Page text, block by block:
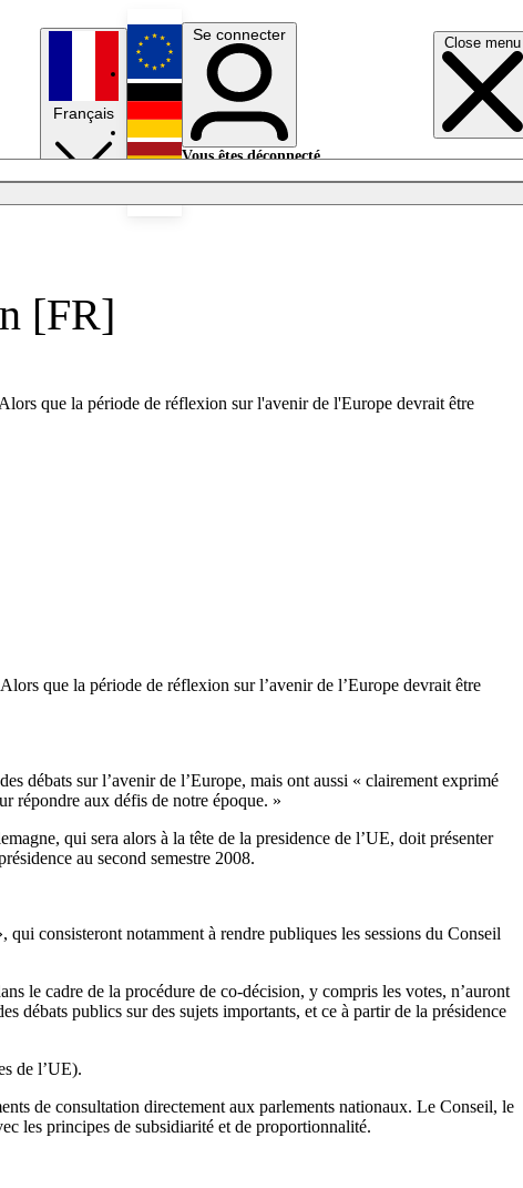
Close menu
Français
English
Deutsch
Se connecter
Vous êtes déconnecté.
[FR]
que la période de réflexion sur l'avenir de l'Europe devrait être
que la période de réflexion sur l’avenir de l’Europe devrait être
débats sur l’avenir de l’Europe, mais ont aussi « clairement exprimé
répondre aux défis de notre époque. »
qui sera alors à la tête de la presidence de l’UE, doit présenter
au second semestre 2008.
consisteront notamment à rendre publiques les sessions du Conseil
le cadre de la procédure de co-décision, y compris les votes, n’auront
débats publics sur des sujets importants, et ce à partir de la présidence
de l’UE).
de consultation directement aux parlements nationaux. Le Conseil, le
les principes de subsidiarité et de proportionnalité.